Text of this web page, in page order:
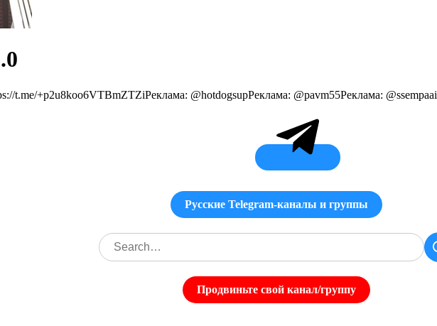
t.me/+p2u8koo6VTBmZTZiРеклама: @hotdogsupРеклама: @pavm55Реклама: @ssempaai
Русские Telegram-каналы и группы
Продвиньте свой канал/группу